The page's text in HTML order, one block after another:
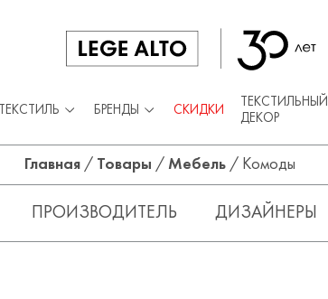
ТЕКСТИЛЬ БРЕНДЫ СКИДКИ
ТЕКСТИЛЬНЫЙ
ДЕКОР
Главная / Товары / Мебель / Комоды
ПРОИЗВОДИТЕЛЬ ДИЗАЙНЕРЫ